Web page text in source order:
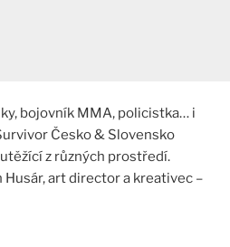
bojovník MMA, policistka… i
Česko & Slovensko
z různých prostředí.
Husár, art director a kreativec –